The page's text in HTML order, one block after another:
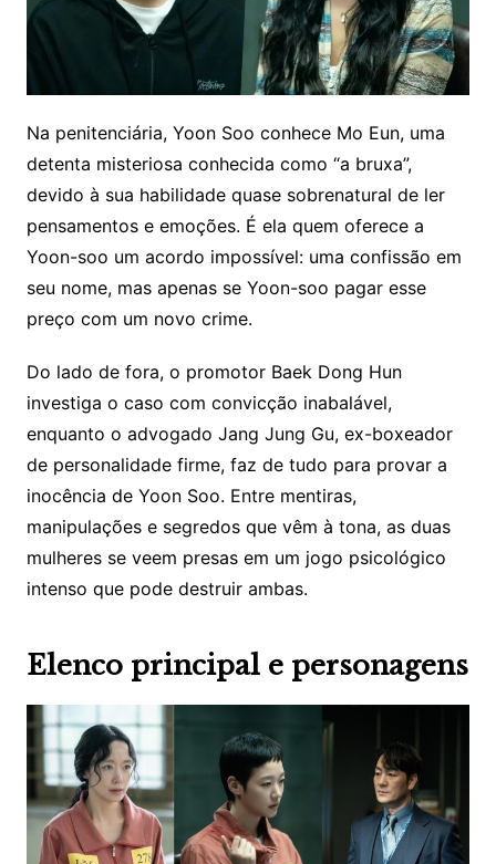
Na penitenciária, Yoon Soo conhece Mo Eun, uma
detenta misteriosa conhecida como “a bruxa”,
devido à sua habilidade quase sobrenatural de ler
pensamentos e emoções. É ela quem oferece a
Yoon-soo um acordo impossível: uma confissão em
seu nome, mas apenas se Yoon-soo pagar esse
preço com um novo crime.
Do lado de fora, o promotor Baek Dong Hun
investiga o caso com convicção inabalável,
enquanto o advogado Jang Jung Gu, ex-boxeador
de personalidade firme, faz de tudo para provar a
inocência de Yoon Soo. Entre mentiras,
manipulações e segredos que vêm à tona, as duas
mulheres se veem presas em um jogo psicológico
intenso que pode destruir ambas.
Elenco principal e personagens